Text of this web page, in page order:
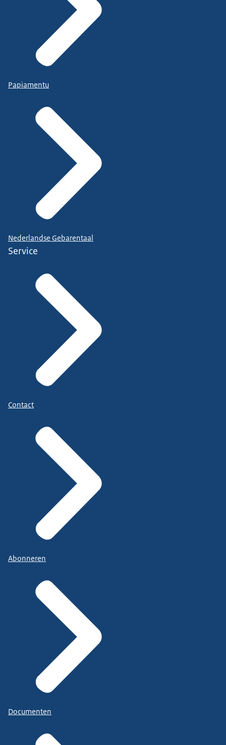
Papiamentu
Nederlandse Gebarentaal
Service
Contact
Abonneren
Documenten